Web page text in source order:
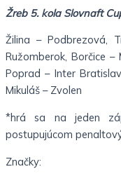
Žreb 5. kola Slovnaft
Žilina – Podbrezová,
Ružomberok, Borčice –
Poprad – Inter
Mikuláš – Zvolen
*hrá sa na jeden
postupujúcom
Značky: